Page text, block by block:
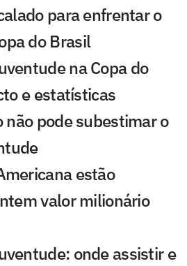
para enfrentar o
do Brasil
na Copa do
e estatísticas
pode subestimar o
estão
valor milionário
onde assistir e